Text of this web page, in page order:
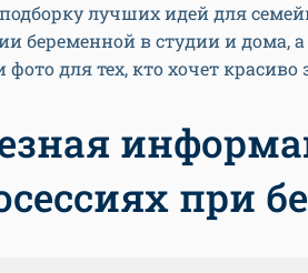
лучших идей для
беременной в студии и дома,
фото для тех, кто хочет
при